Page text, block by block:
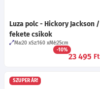
Luza polc - Hickory Jackson /
fekete csíkok
Ma:20 Sz:160 Mé:25cm
-10%
23 495 Ft
SZUPER ÁR!